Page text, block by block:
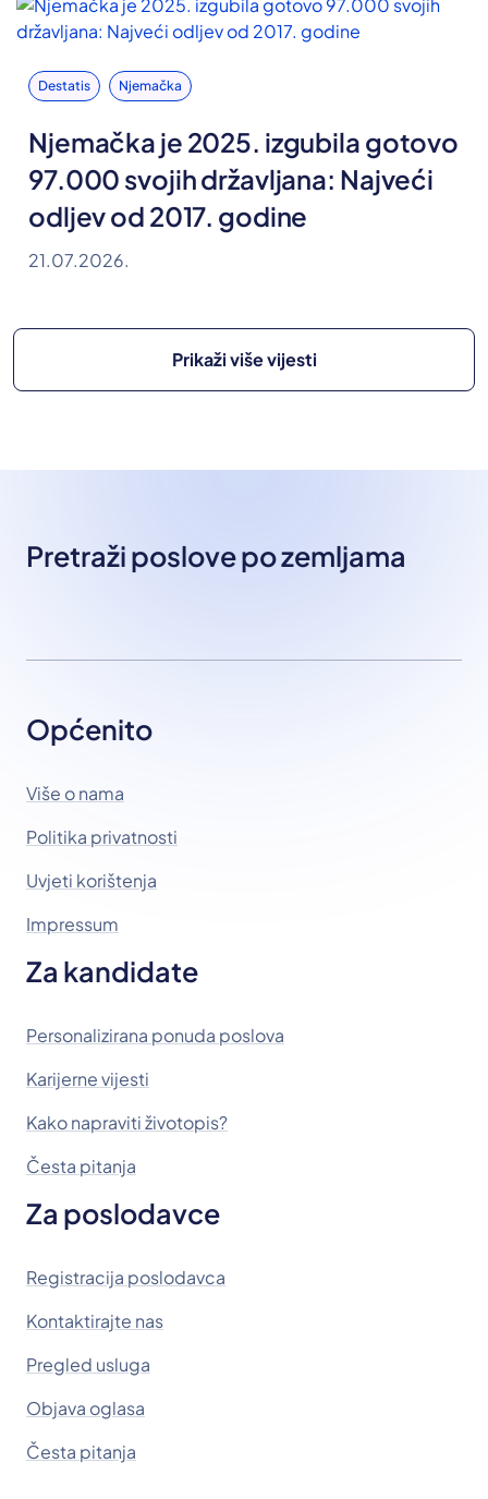
Destatis Njemačka
Njemačka je 2025. izgubila gotovo
97.000 svojih državljana: Najveći
odljev od 2017. godine
21.07.2026.
Prikaži više vijesti
Pretraži poslove po zemljama
Općenito
Više o nama
Politika privatnosti
Uvjeti korištenja
Impressum
Za kandidate
Personalizirana ponuda poslova
Karijerne vijesti
Kako napraviti životopis?
Česta pitanja
Za poslodavce
Registracija poslodavca
Kontaktirajte nas
Pregled usluga
Objava oglasa
Česta pitanja